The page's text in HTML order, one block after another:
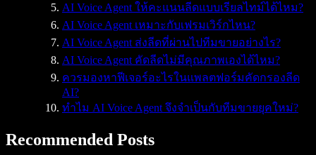
AI Voice Agent ให้คะแนนลีดแบบเรียลไทม์ได้ไหม?
AI Voice Agent เหมาะกับเฟรมเวิร์กไหน?
AI Voice Agent ส่งลีดที่ผ่านไปทีมขายอย่างไร?
AI Voice Agent คัดลีดไม่มีคุณภาพเองได้ไหม?
ควรมองหาฟีเจอร์อะไรในแพลตฟอร์มคัดกรองลีด
AI?
ทำไม AI Voice Agent จึงจำเป็นกับทีมขายยุคใหม่?
Recommended Posts